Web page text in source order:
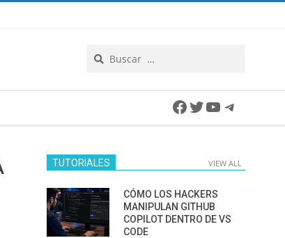
Facebook
Twitter
YouTube
TUTORIALES VIEW ALL
CÓMO LOS HACKERS
MANIPULAN GITHUB
COPILOT DENTRO DE VS
CODE